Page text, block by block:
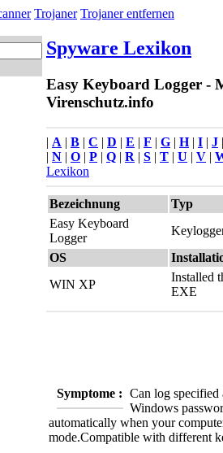
Trojaner Trojaner entfernen
Spyware Lexikon
Easy Keyboard Logger -
Virenschutz.info
| A | B | C | D | E | F | G | H| I | J
| N | O | P | Q | R | S | T | U | V |
Lexikon
Bezeichnung
Typ
Easy Keyboard
Logger
OS
WIN XP
Installed
EXE
Symptome : Can log specified
Windows
automatically when your
mode.Compatible with different